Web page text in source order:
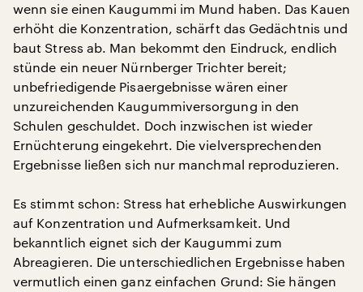
wenn sie einen Kaugummi im Mund haben. Das Kauen
erhöht die Konzentration, schärft das Gedächtnis und
baut Stress ab. Man bekommt den Eindruck, endlich
stünde ein neuer Nürnberger Trichter bereit;
unbefriedigende Pisaergebnisse wären einer
unzureichenden Kaugummiversorgung in den
Schulen geschuldet. Doch inzwischen ist wieder
Ernüchterung eingekehrt. Die vielversprechenden
Ergebnisse ließen sich nur manchmal reproduzieren.
Es stimmt schon: Stress hat erhebliche Auswirkungen
auf Konzentration und Aufmerksamkeit. Und
bekanntlich eignet sich der Kaugummi zum
Abreagieren. Die unterschiedlichen Ergebnisse haben
vermutlich einen ganz einfachen Grund: Sie hängen